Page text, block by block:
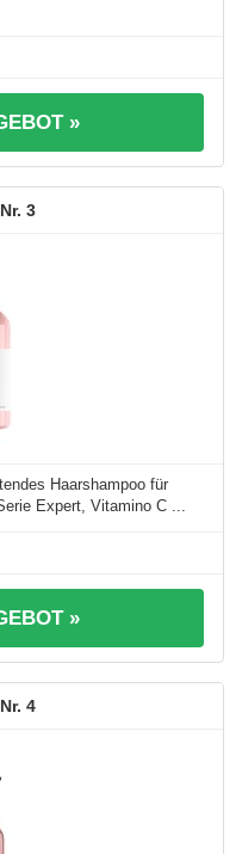
»
3
Haarshampoo für
Expert, Vitamino C ...
»
4